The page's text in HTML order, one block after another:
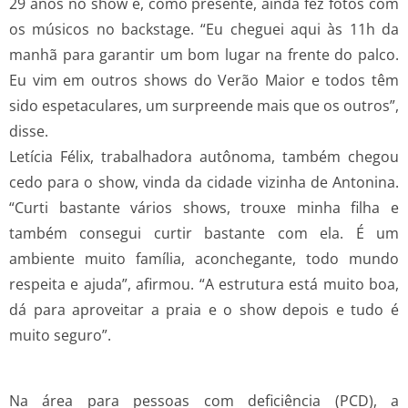
os músicos no backstage. “Eu cheguei aqui às 11h da
manhã para garantir um bom lugar na frente do palco.
Eu vim em outros shows do Verão Maior e todos têm
sido espetaculares, um surpreende mais que os outros”,
disse.
Letícia Félix, trabalhadora autônoma, também chegou
cedo para o show, vinda da cidade vizinha de Antonina.
“Curti bastante vários shows, trouxe minha filha e
também consegui curtir bastante com ela. É um
ambiente muito família, aconchegante, todo mundo
respeita e ajuda”, afirmou. “A estrutura está muito boa,
dá para aproveitar a praia e o show depois e tudo é
muito seguro”.
Na área para pessoas com deficiência (PCD), a